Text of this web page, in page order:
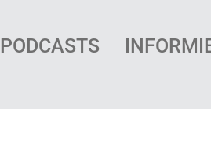
PODCASTS